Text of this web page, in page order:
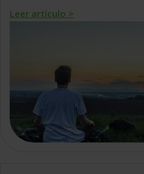
Leer artículo >